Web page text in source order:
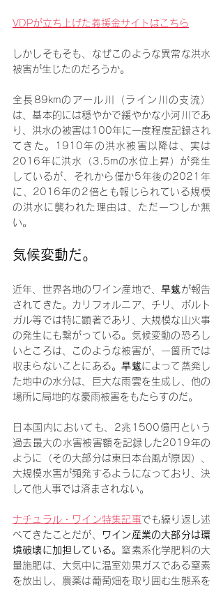
VDPが立ち上げた義援金サイトはこちら
しかしそもそも、なぜこのような異常な洪水
被害が生じたのだろうか。
全長89kmのアール川（ライン川の支流）
は、基本的には穏やかで緩やかな小河川であ
り、洪水の被害は100年に一度程度記録され
てきた。1910年の洪水被害以降は、実は
2016年に洪水（3.5mの水位上昇）が発生
しているが、それから僅か5年後の2021年
に、2016年の2倍とも報じられている規模
の洪水に襲われた理由は、ただ一つしか無
い。
気候変動だ。
近年、世界各地のワイン産地で、旱魃が報告
されてきた。カリフォルニア、チリ、ポルト
ガル等では特に顕著であり、大規模な山火事
の発生にも繋がっている。気候変動の恐ろし
いところは、このような被害が、一箇所では
収まらないことにある。旱魃によって蒸発し
た地中の水分は、巨大な雨雲を生成し、他の
場所に局地的な豪雨被害をもたらすのだ。
日本国内においても、2兆1500億円という
過去最大の水害被害額を記録した2019年の
ように（その大部分は東日本台風が原因）、
大規模水害が頻発するようになっており、決
して他人事では済まされない。
ナチュラル・ワイン特集記事でも繰り返し述
べてきたことだが、
ワイン産業の大部分は環
境破壊に加担している 。 窒素系化学肥料の大
量施肥は、大気中に温室効果ガスである窒素
を放出し、農薬は葡萄畑を取り囲む生態系を